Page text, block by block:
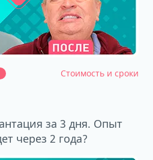
Стоимость и сроки
за 3 дня. Опыт
через 2 года?